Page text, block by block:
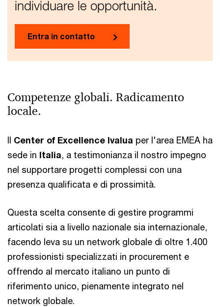
individuare le opportunità.
Entra in contatto
Competenze globali. Radicamento
locale.
Il Center of Excellence Ivalua per l'area EMEA ha
sede in Italia, a testimonianza il nostro impegno
nel supportare progetti complessi con una
presenza qualificata e di prossimità.
Questa scelta consente di gestire programmi
articolati sia a livello nazionale sia internazionale,
facendo leva su un network globale di oltre 1.400
professionisti specializzati in procurement e
offrendo al mercato italiano un punto di
riferimento unico, pienamente integrato nel
network globale.